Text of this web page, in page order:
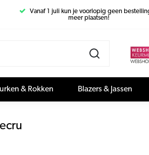
Vanaf 1 juli kun je voorlopig geen
meer plaatsen!
Jurken & Rokken Blazers & Jassen